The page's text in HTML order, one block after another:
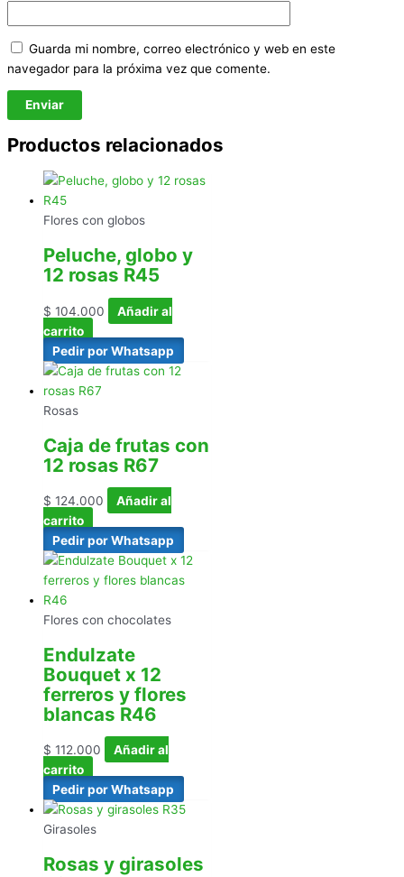
Guarda mi nombre, correo electrónico y web en este
navegador para la próxima vez que comente.
Productos relacionados
Flores con globos
Peluche, globo y
12 rosas R45
$ 104.000
Añadir al
carrito
Pedir por Whatsapp
Rosas
Caja de frutas con
12 rosas R67
$ 124.000
Añadir al
carrito
Pedir por Whatsapp
Flores con chocolates
Endulzate
Bouquet x 12
ferreros y flores
blancas R46
$ 112.000
Añadir al
carrito
Pedir por Whatsapp
Girasoles
Rosas y girasoles